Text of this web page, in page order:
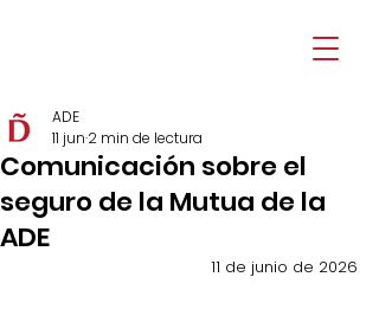
Comunicación sobre el
seguro de la Mutua de la
ADE
ADE
11 jun 2 min de lectura
11 de junio de 2026